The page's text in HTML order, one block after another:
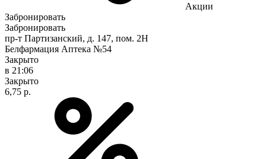
Акции
Забронировать
Забронировать
пр-т Партизанский, д. 147, пом. 2Н
Белфармация Аптека №54
Закрыто
в 21:06
Закрыто
6,75 р.